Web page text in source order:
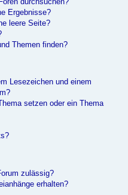
Ergebnisse?
leere Seite?
Themen finden?
Lesezeichen und einem
setzen oder ein Thema
zulässig?
erhalten?